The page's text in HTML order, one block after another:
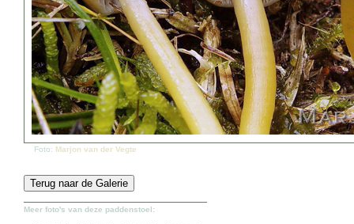
Foto: Marjon van der Vegte
Meer foto's van deze paddenstoel: